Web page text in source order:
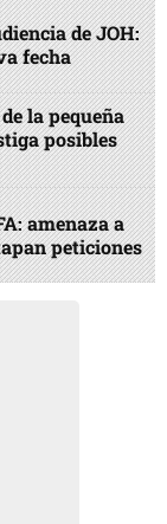
de JOH:
fecha
la pequeña
posibles
amenaza a
peticiones